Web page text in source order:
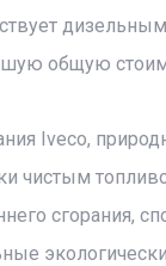
общую
Iveco,
чистым
сгорания,